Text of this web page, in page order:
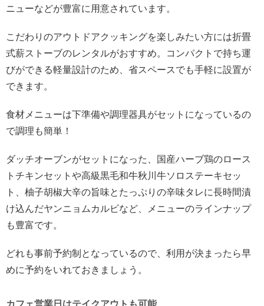
ニューなどが豊富に用意されています。
こだわりのアウトドアクッキングを楽しみたい方には折畳
式薪ストーブのレンタルがおすすめ。コンパクトで持ち運
びができる軽量設計のため、省スペースでも手軽に設置が
できます。
食材メニューは下準備や調理器具がセットになっているの
で調理も簡単！
ダッチオーブンがセットになった、国産ハーブ鶏のロース
トチキンセットや高級黒毛和牛秋川牛ソロステーキセッ
ト、柚子胡椒大辛の旨味とたっぷりの辛味タレに長時間漬
け込んだヤンニョムカルビなど、メニューのラインナップ
も豊富です。
どれも事前予約制となっているので、利用が決まったら早
めに予約をいれておきましょう。
カフェ営業日はテイクアウトも可能